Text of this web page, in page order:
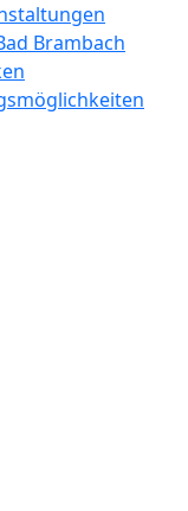
Brambach